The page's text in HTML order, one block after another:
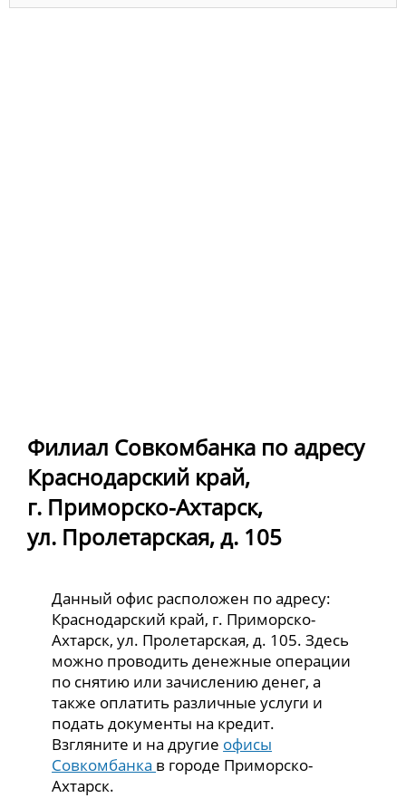
Филиал Совкомбанка по адресу
Краснодарский край,
г. Приморско-Ахтарск,
ул. Пролетарская, д. 105
Данный офис расположен по адресу:
Краснодарский край, г. Приморско-
Ахтарск, ул. Пролетарская, д. 105. Здесь
можно проводить денежные операции
по снятию или зачислению денег, а
также оплатить различные услуги и
подать документы на кредит.
Взгляните и на другие офисы
Совкомбанка в городе Приморско-
Ахтарск.